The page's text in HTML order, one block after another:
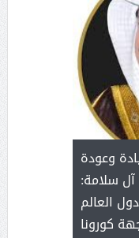
مع
بنت
وعودة
آل سلامة:
العالم
كورونا